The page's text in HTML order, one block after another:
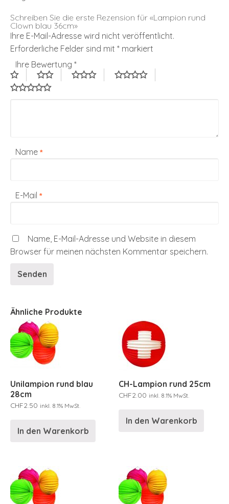
Schreiben Sie die erste Rezension für «Lampion rund
Clown blau 36cm»
Ihre E-Mail-Adresse wird nicht veröffentlicht.
Erforderliche Felder sind mit * markiert
Ihre Bewertung *
Name *
E-Mail *
Name, E-Mail-Adresse und Website in diesem
Browser für meinen nächsten Kommentar speichern.
Ähnliche Produkte
Unilampion rund blau
28cm
CHF2.50 inkl. 8.1% MwSt.
In den Warenkorb
CH-Lampion rund 25cm
CHF2.00 inkl. 8.1% MwSt.
In den Warenkorb